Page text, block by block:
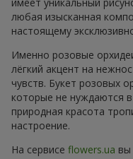
любая изысканная
настоящему
Именно розовые
лёгкий акцент на
чувств. Букет розовых
которые не нуждаются
природная красота
настроение.
На сервисе flowers.ua вы